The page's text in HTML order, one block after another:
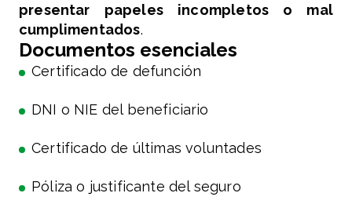
presentar papeles incompletos o mal
cumplimentados.
Documentos esenciales
Certificado de defunción
DNI o NIE del beneficiario
Certificado de últimas voluntades
Póliza o justificante del seguro